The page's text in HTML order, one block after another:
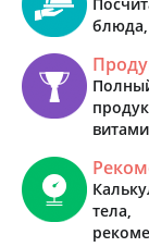
блюда,
тела,